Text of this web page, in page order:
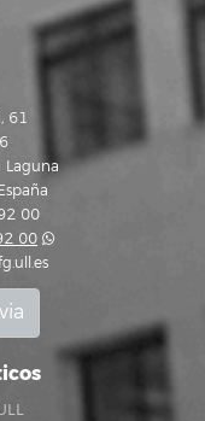
61
Laguna
00
00